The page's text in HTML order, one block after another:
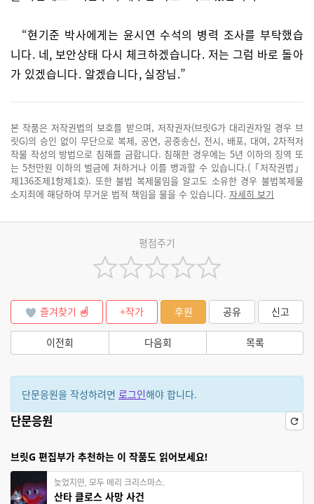
“현기준 박사에게는 윤시연 수석의 병력 조사를 부탁했습
니다. 네, 보안상태 다시 체크하겠습니다. 저는 그럼 바로 돌아
가 있겠습니다. 알겠습니다, 실장님.”
본 작품은 저작권법의 보호를 받으며, 저작권자(브릿G가 대리권자일 경우 브
릿G)의 승인 없이 무단으로 복제, 공연, 공중송신, 전시, 배포, 대여, 2차적저
작물 작성의 방법으로 침해를 금합니다. 침해한 경우에는 5년 이하의 징역 또
는 5천만원 이하의 벌금에 처하거나 이를 병과할 수 있습니다.(「저작권법」
제136조제1항제1호). 또한 불법 복제물임을 알고도 소유한 경우 불법복제물
소지죄에 해당하여 무거운 법적 책임을 물을 수 있습니다. 자세히 보기
평점주기
즐겨찾기 +작가 후원 공유 신고
이전회 다음회 목록
단문응원을 작성하려면 로그인해야 합니다.
단문응원
브릿G 편집부가 추천하는 이 작품도 읽어보세요!
늦었지만, 모두 메리 크리스마스.
산타 클로스 사망 사건